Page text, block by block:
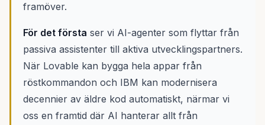
framöver.
För det första ser vi AI-agenter som flyttar från
passiva assistenter till aktiva utvecklingspartners.
När Lovable kan bygga hela appar från
röstkommandon och IBM kan modernisera
decennier av äldre kod automatiskt, närmar vi
oss en framtid där AI hanterar allt från